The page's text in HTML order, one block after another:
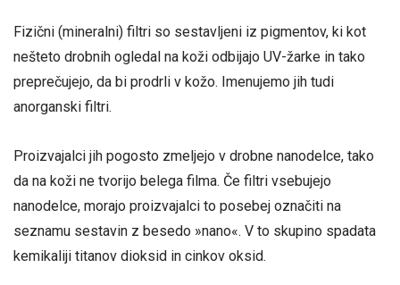
Fizični (mineralni) filtri so sestavljeni iz pigmentov, ki kot
nešteto drobnih ogledal na koži odbijajo UV-žarke in tako
preprečujejo, da bi prodrli v kožo. Imenujemo jih tudi
anorganski filtri.
Proizvajalci jih pogosto zmeljejo v drobne nanodelce, tako
da na koži ne tvorijo belega filma. Če filtri vsebujejo
nanodelce, morajo proizvajalci to posebej označiti na
seznamu sestavin z besedo »nano«. V to skupino spadata
kemikaliji titanov dioksid in cinkov oksid.